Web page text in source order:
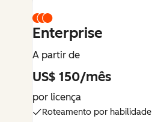
Enterprise
A partir de
US$ 150/mês
por licença
Roteamento por habilidade